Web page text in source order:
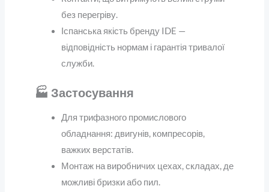
без перегріву.
Іспанська якість бренду IDE —
відповідність нормам і гарантія тривалої
служби.
🏭 Застосування
Для трифазного промислового
обладнання: двигунів, компресорів,
важких верстатів.
Монтаж на виробничих цехах, складах, де
можливі бризки або пил.